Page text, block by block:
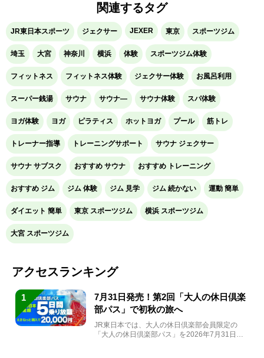
関連するタグ
JR東日本スポーツ ジェクサー JEXER 東京 スポーツジム
埼玉 大宮 神奈川 横浜 体験 スポーツジム体験
フィットネス フィットネス体験 ジェクサー体験 お風呂利用
スーパー銭湯 サウナ サウナ― サウナ体験 スパ体験
ヨガ体験 ヨガ ピラティス ホットヨガ プール 筋トレ
トレーナー指導 トレーニングサポート サウナ ジェクサー
サウナ サブスク おすすめ サウナ おすすめ トレーニング
おすすめ ジム ジム 体験 ジム 見学 ジム 続かない 運動 簡単
ダイエット 簡単 東京 スポーツジム 横浜 スポーツジム
大宮 スポーツジム
アクセスランキング
1
7月31日発売！第2回「大人の休日倶楽
部パス」で初秋の旅へ
JR東日本では、大人の休日倶楽部会員限定の
「大人の休日倶楽部パス」を2026年7月31日